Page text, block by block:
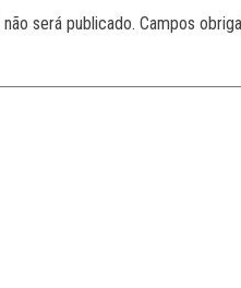
será publicado. Campos